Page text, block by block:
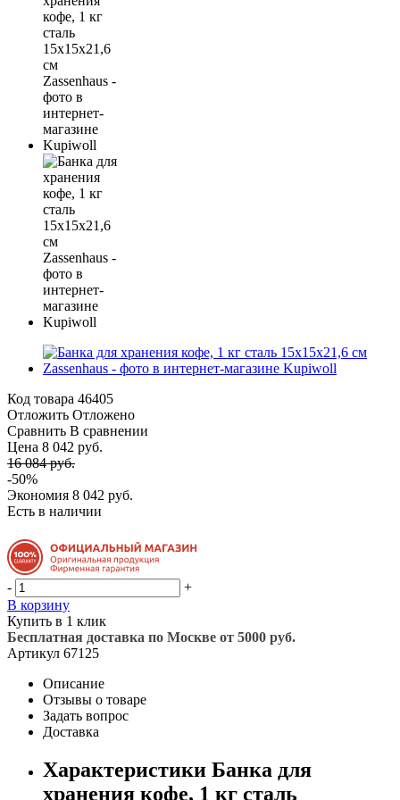
Код товара 46405
Отложить Отложено
Сравнить В сравнении
Цена 8 042 руб.
16 084 руб.
-50%
Экономия 8 042 руб.
Есть в наличии
-
+
В корзину
Купить в 1 клик
Бесплатная доставка по Москве от 5000 руб.
Артикул 67125
Описание
Отзывы о товаре
Задать вопрос
Доставка
Характеристики Банка для
хранения кофе, 1 кг сталь